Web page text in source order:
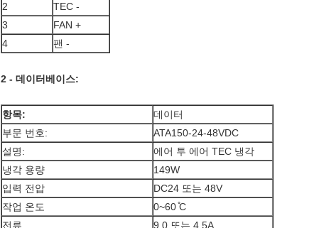
2
TEC -
3
FAN +
4
팬 -
2 - 데이터베이스:
항목:
데이터
부문 번호:
ATA150-24-48VDC
설명:
에어 투 에어 TEC 냉각
냉각 용량
149W
입력 전압
DC24 또는 48V
작업 온도
0~60 ̊C
전류
9.0 또는 4.5A